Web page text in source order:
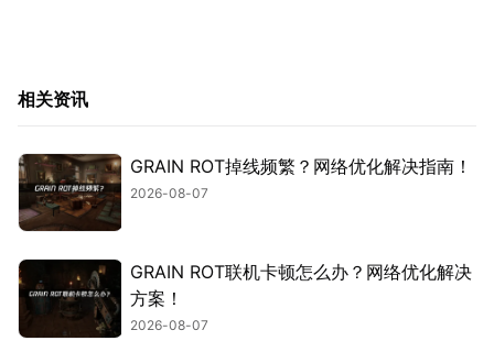
相关资讯
GRAIN ROT掉线频繁？网络优化解决指南！
2026-08-07
GRAIN ROT联机卡顿怎么办？网络优化解决
方案！
2026-08-07